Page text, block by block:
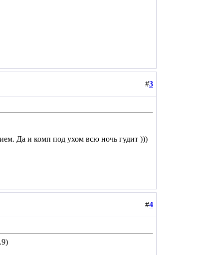
#3
Да и комп под ухом всю ночь гудит )))
#4